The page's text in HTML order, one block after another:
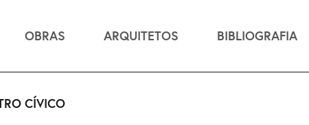
OBRAS ARQUITETOS BIBLIOGRAFIA
CÍVICO